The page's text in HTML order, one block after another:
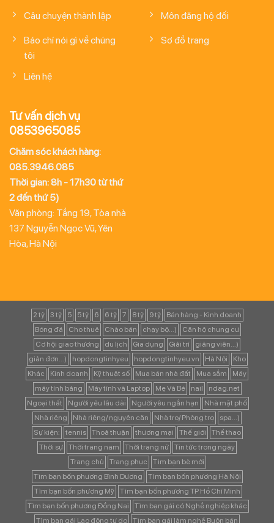
Câu chuyện thành lập
Báo chí nói gì về chúng
tôi
Liên hệ
Môn đăng hộ đối
Sơ đồ trang
Tư vấn dịch vụ
0853965085
Chăm sóc khách hàng:
085.3946.085
Thời gian: 8h - 17h30 từ thứ
2 đến thứ 5)
Văn phòng: Tầng 19, Tòa nhà
137 Nguyễn Ngọc Vũ, Yên
Hòa, Hà Nội
2 tỷ 3 tỷ 5 5 tỷ 6 6 tỷ 7 8 tỷ 9 tỷ
Bán hàng - Kinh doanh
Bóng đá
Cho thuê Chào bán chạy bộ...)
Căn hộ chung cư
Cơ hội giao thương
du lịch Gia dụng Giải trí
giảng viên...)
giản đơn...)
hopdongtinhyeu hopdongtinhyeu.vn Hà Nội
Kho
Khác
Kinh doanh Kỹ thuật số Mua bán nhà đất Mua sắm
Máy
máy tính bảng
Máy tính và Laptop Mẹ Và Bé nail
ndag.net
Ngoại thất
Người yêu lâu dài Người yêu ngắn hạn
Nhà mặt phố
Nhà riêng
Nhà riêng/ nguyên căn Nhà trọ/ Phòng trọ
spa...)
Sự kiện:
tennis Thoả thuận thương mại Thế giới
Thể thao
Thời sự
Thời trang nam Thời trang nữ
Tin tức trong ngày
Trang chủ
Trang phục
Tìm bạn bè mới
Tìm bạn bốn phương Bình Dương
Tìm bạn bốn phương Hà Nội
Tìm bạn bốn phương Mỹ
Tìm bạn bốn phương TP Hồ Chí Minh
Tìm bạn bốn phương Đồng Nai
Tìm bạn gái có Nghề nghiệp khác
Tìm bạn gái Lao động tự do
Tìm bạn gái làm nghề Buôn bán